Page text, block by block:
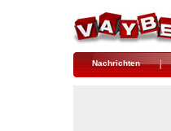
Nachrichten